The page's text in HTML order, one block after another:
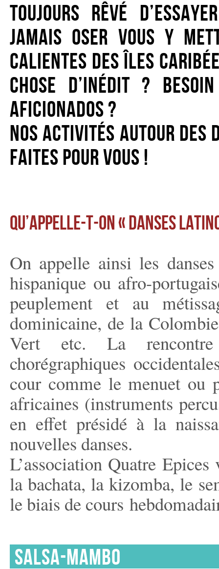
Toujours rêvé
jamais oser vous y
calientes des îles
chose d’inédit ?
aficionados ?
Nos activités autour des
faites pour vous !
QU’APPELLE-T-ON « DANSES
On appelle ainsi les
hispanique ou afro-
peuplement et au
dominicaine, de la
Vert etc. La
chorégraphiques
cour comme le menuet ou
africaines (instruments
en effet présidé à la
nouvelles danses.
L’association Quatre
la bachata, la kizomba, le
le biais de cours
SALSA-MAMBO